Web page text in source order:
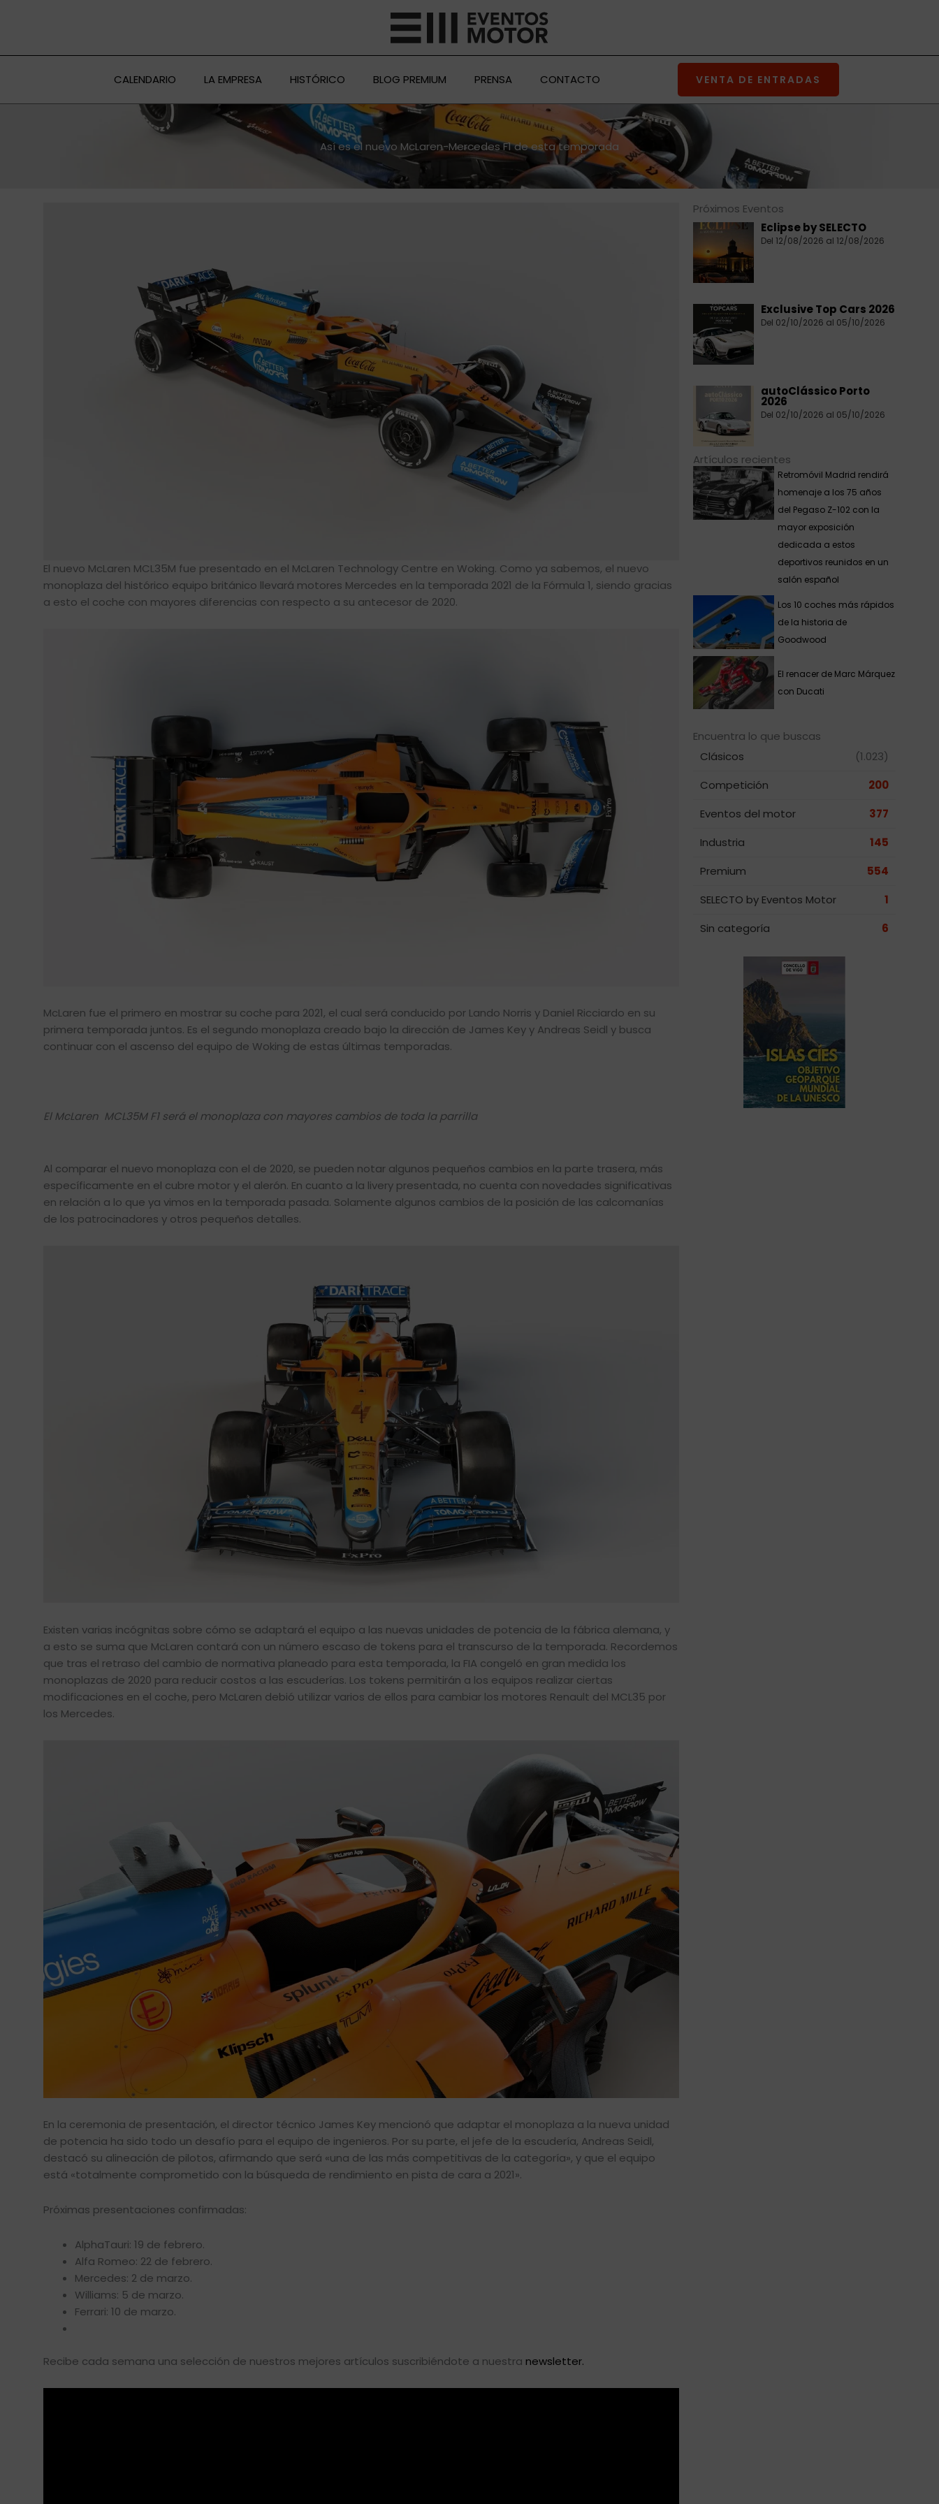
CALENDARIO LA EMPRESA HISTÓRICO BLOG PREMIUM PRENSA CONTACTO VENTA DE ENTRADAS
Así es el nuevo McLaren-Mercedes F1 de esta temporada
El nuevo McLaren MCL35M fue presentado en el McLaren Technology Centre en Woking. Como ya sabemos, el nuevo
monoplaza del histórico equipo británico llevará motores Mercedes en la temporada 2021 de la Fórmula 1, siendo gracias
a esto el coche con mayores diferencias con respecto a su antecesor de 2020.
McLaren fue el primero en mostrar su coche para 2021, el cual será conducido por Lando Norris y Daniel Ricciardo en su
primera temporada juntos. Es el segundo monoplaza creado bajo la dirección de James Key y Andreas Seidl y busca
continuar con el ascenso del equipo de Woking de estas últimas temporadas.
El McLaren MCL35M F1 será el monoplaza con mayores cambios de toda la parrilla
Al comparar el nuevo monoplaza con el de 2020, se pueden notar algunos pequeños cambios en la parte trasera, más
específicamente en el cubre motor y el alerón. En cuanto a la livery presentada, no cuenta con novedades significativas
en relación a lo que ya vimos en la temporada pasada. Solamente algunos cambios de la posición de las calcomanías
de los patrocinadores y otros pequeños detalles.
Existen varias incógnitas sobre cómo se adaptará el equipo a las nuevas unidades de potencia de la fábrica alemana, y
a esto se suma que McLaren contará con un número escaso de tokens para el transcurso de la temporada. Recordemos
que tras el retraso del cambio de normativa planeado para esta temporada, la FIA congeló en gran medida los
monoplazas de 2020 para reducir costos a las escuderías. Los tokens permitirán a los equipos realizar ciertas
modificaciones en el coche, pero McLaren debió utilizar varios de ellos para cambiar los motores Renault del MCL35 por
los Mercedes.
En la ceremonia de presentación, el director técnico James Key mencionó que adaptar el monoplaza a la nueva unidad
de potencia ha sido todo un desafío para el equipo de ingenieros. Por su parte, el jefe de la escudería, Andreas Seidl,
destacó su alineación de pilotos, afirmando que será «una de las más competitivas de la categoría», y que el equipo
está «totalmente comprometido con la búsqueda de rendimiento en pista de cara a 2021».
Próximas presentaciones confirmadas:
AlphaTauri: 19 de febrero.
Alfa Romeo: 22 de febrero.
Mercedes: 2 de marzo.
Williams: 5 de marzo.
Ferrari: 10 de marzo.
Recibe cada semana una selección de nuestros mejores artículos suscribiéndote a nuestra newsletter.
Próximos Eventos
Eclipse by SELECTO
Del 12/08/2026 al 12/08/2026
Exclusive Top Cars 2026
Del 02/10/2026 al 05/10/2026
autoClássico Porto
2026
Del 02/10/2026 al 05/10/2026
Artículos recientes
Retromóvil Madrid rendirá
homenaje a los 75 años
del Pegaso Z-102 con la
mayor exposición
dedicada a estos
deportivos reunidos en un
salón español
Los 10 coches más rápidos
de la historia de
Goodwood
El renacer de Marc Márquez
con Ducati
Encuentra lo que buscas
Clásicos
(1.023)
Competición
200
Eventos del motor
377
Industria
145
Premium
554
SELECTO by Eventos Motor
1
Sin categoría
6